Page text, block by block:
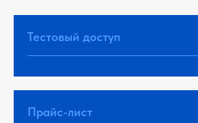
Тестовый доступ
Прайс-лист